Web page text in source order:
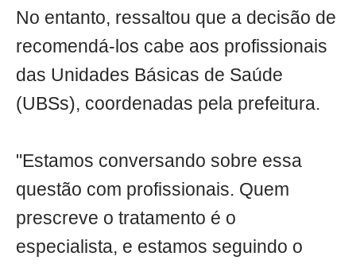
No entanto, ressaltou que a decisão de
recomendá-los cabe aos profissionais
das Unidades Básicas de Saúde
(UBSs), coordenadas pela prefeitura.
"Estamos conversando sobre essa
questão com profissionais. Quem
prescreve o tratamento é o
especialista, e estamos seguindo o